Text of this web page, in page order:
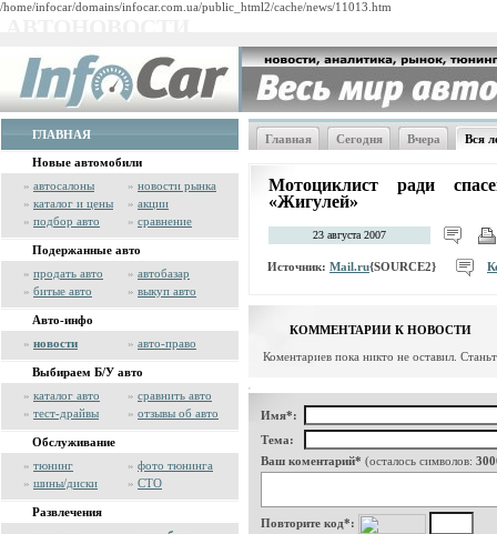
/home/infocar/domains/infocar.com.ua/public_html2/cache/news/11013.htm
ГЛАВНАЯ
Новые автомобили
» автосалоны » новости рынка
» каталог и цены » акции
» подбор авто » сравнение
Подержанные авто
» продать авто » автобазар
» битые авто » выкуп авто
Авто-инфо
» новости » авто-право
Выбираем Б/У авто
» каталог авто » сравнить авто
» тест-драйвы » отзывы об авто
Обслуживание
» тюнинг » фото тюнинга
» шины/диски » СТО
Развлечения
Главная Сегодня Вчера Вся
Мотоциклист ради
«Жигулей»
23 августа 2007
Источник: Mail.ru{SOURCE2}
КОММЕНТАРИИ К НОВОСТИ
Коментариев пока никто не оставил.
Имя*:
Тема:
Ваш коментарий* (осталось символов:
Повторите код*: